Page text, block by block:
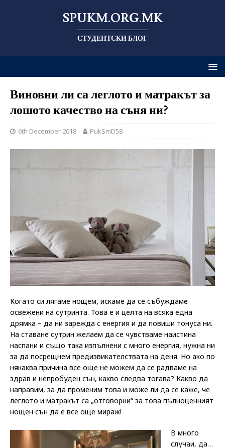
SPUKM.ORG.MK
СТУДЕНТСКИ БЛОГ
Виновни ли са леглото и матракът за
лошото качество на съня ни?
6th December 2018 PukSmD58
Когато си лягаме нощем, искаме да се събуждаме
освежени на сутринта. Това е и целта на всяка една
дрямка – да ни зарежда с енергия и да повиши тонуса ни.
На ставане сутрин желаем да се чувстваме наистина
наспани и също така изпълнени с много енергия, нужна ни
за да посрещнем предизвикателствата на деня. Но ако по
някаква причина все още не можем да се радваме на
здрав и непробуден сън, какво следва тогава? Какво да
направим, за да променим това и може ли да се каже, че
леглото и матракът са „отговорни“ за това пълноценният
нощен сън да е все още мираж!
В много
случаи, да…